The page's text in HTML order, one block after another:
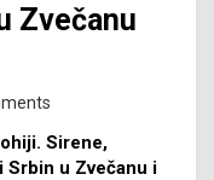
Zvečanu
Sirene,
Srbin u Zvečanu i